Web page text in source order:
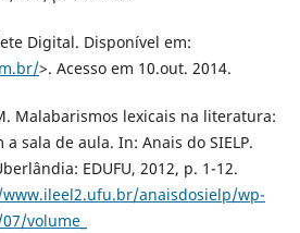
Digital. Disponível em:
>. Acesso em 10.out. 2014.
Malabarismos lexicais na literatura:
sala de aula. In: Anais do SIELP.
EDUFU, 2012, p. 1-12.
anaisdosielp/wp-
volume_